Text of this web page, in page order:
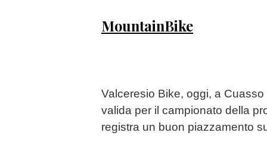
MountainBike
Valceresio Bike, oggi, a
valida per il campionato della
registra un buon piazzamento